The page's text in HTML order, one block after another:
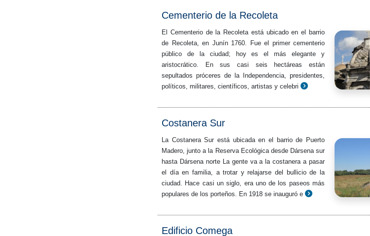
Cementerio de la Recoleta
El Cementerio de la Recoleta está ubicado en el barrio
de Recoleta, en Junín 1760. Fue el primer cementerio
público de la ciudad; hoy es el más elegante y
aristocrático. En sus casi seis hectáreas están
sepultados próceres de la Independencia, presidentes,
políticos, militares, científicos, artistas y celebri
Costanera Sur
La Costanera Sur está ubicada en el barrio de Puerto
Madero, junto a la Reserva Ecológica desde Dársena sur
hasta Dársena norte La gente va a la costanera a pasar
el día en familia, a trotar y relajarse del bullicio de la
ciudad. Hace casi un siglo, era uno de los paseos más
populares de los porteños. En 1918 se inauguró e
Edificio Comega